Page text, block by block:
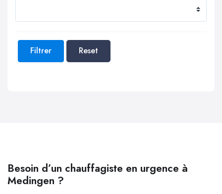
Filtrer Reset
Besoin d’un chauffagiste en urgence à
Medingen ?